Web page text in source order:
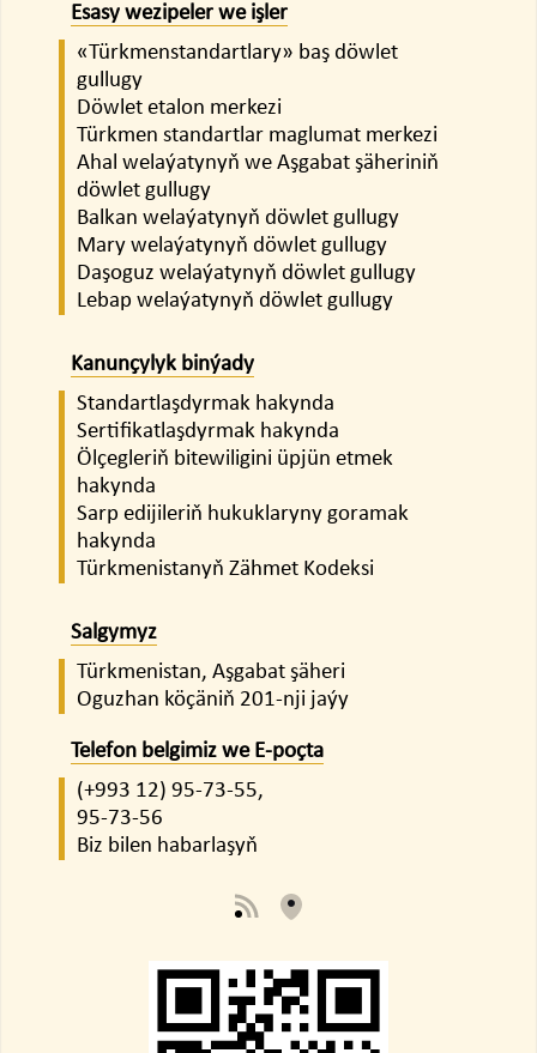
Esasy wezipeler we işler
«Türkmenstandartlary» baş döwlet
gullugy
Döwlet etalon merkezi
Türkmen standartlar maglumat merkezi
Ahal welaýatynyň we Aşgabat şäheriniň
döwlet gullugy
Balkan welaýatynyň döwlet gullugy
Mary welaýatynyň döwlet gullugy
Daşoguz welaýatynyň döwlet gullugy
Lebap welaýatynyň döwlet gullugy
Kanunçylyk binýady
Standartlaşdyrmak hakynda
Sertifikatlaşdyrmak hakynda
Ölçegleriň bitewiligini üpjün etmek
hakynda
Sarp edijileriň hukuklaryny goramak
hakynda
Türkmenistanyň Zähmet Kodeksi
Salgymyz
Türkmenistan, Aşgabat şäheri
Oguzhan köçäniň 201-nji jaýy
Telefon belgimiz we E-poçta
(+993 12) 95-73-55,
95-73-56
Biz bilen habarlaşyň